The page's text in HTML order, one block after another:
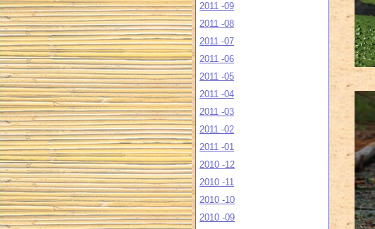
2011 -09
2011 -08
2011 -07
2011 -06
2011 -05
2011 -04
2011 -03
2011 -02
2011 -01
2010 -12
2010 -11
2010 -10
2010 -09